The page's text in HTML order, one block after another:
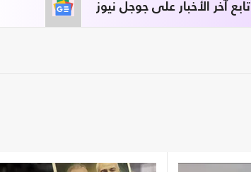
تابع آخر الأخبار على جوجل نيوز